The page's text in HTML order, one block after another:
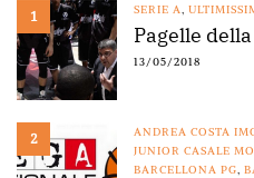
1 SERIE A,
Pagelle
13/05/2018
2 ANDREA COSTA
JUNIOR CASALE
BARCELLONA PG,